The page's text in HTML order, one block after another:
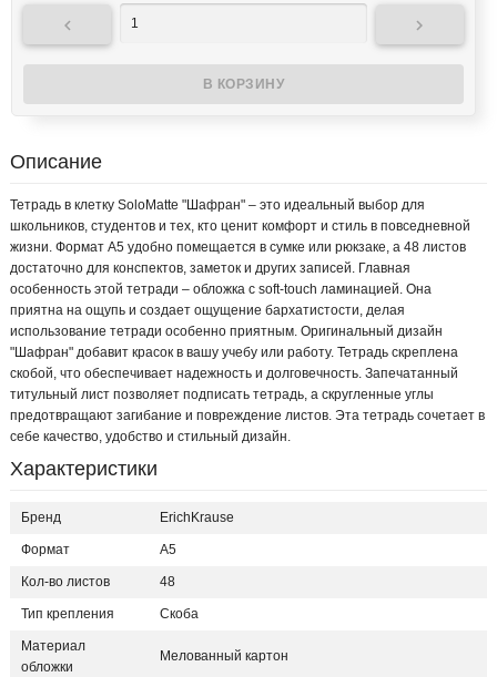
 
Описание
Тетрадь в клетку SoloMatte "Шафран" – это идеальный выбор для
школьников, студентов и тех, кто ценит комфорт и стиль в повседневной
жизни. Формат А5 удобно помещается в сумке или рюкзаке, а 48 листов
достаточно для конспектов, заметок и других записей. Главная
особенность этой тетради – обложка с soft-touch ламинацией. Она
приятна на ощупь и создает ощущение бархатистости, делая
использование тетради особенно приятным. Оригинальный дизайн
"Шафран" добавит красок в вашу учебу или работу. Тетрадь скреплена
скобой, что обеспечивает надежность и долговечность. Запечатанный
титульный лист позволяет подписать тетрадь, а скругленные углы
предотвращают загибание и повреждение листов. Эта тетрадь сочетает в
себе качество, удобство и стильный дизайн.
Характеристики
Бренд ErichKrause
Формат А5
Кол-во листов 48
Тип крепления Скоба
Материал
обложки
Мелованный картон